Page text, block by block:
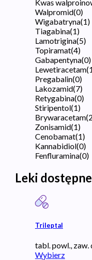
Kwas
Walpromid(0)
Wigabatryna(1)
Tiagabina(1)
Lamotrigina(5)
Topiramat(4)
Gabapentyna(0)
Lewetiracetam(
Pregabalin(0)
Lakozamid(7)
Retygabina(0)
Stiripentol(1)
Brywaracetam(2
Zonisamid(1)
Cenobamat(1)
Kannabidiol(0)
Fenfluramina(0)
Leki
Trileptal
tabl. powl., zaw.
Wybierz